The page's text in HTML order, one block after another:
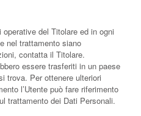
del Titolare ed in ogni
nel trattamento siano
contatta il Titolare.
essere trasferiti in un paese
trova. Per ottenere ulteriori
l’Utente può fare riferimento
trattamento dei Dati Personali.